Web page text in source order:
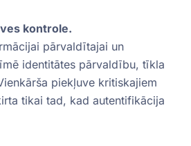
kontrole.
pārvaldītajai un
identitātes pārvaldību, tīkla
piekļuve kritiskajiem
tikai tad, kad autentifikācija